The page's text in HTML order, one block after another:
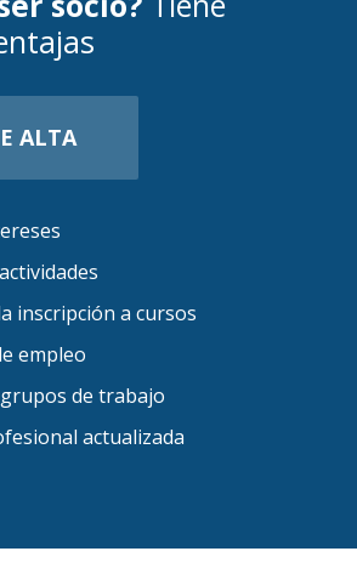
ALTA
inscripción a cursos
empleo
de trabajo
actualizada